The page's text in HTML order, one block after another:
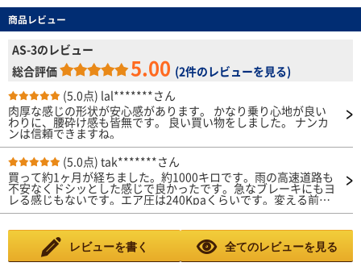
商品レビュー
AS-3のレビュー
総合評価
5.00 (2件のレビューを見る)
(5.0点) lal*******さん
肉厚な感じの形状が安心感があります。 かなり乗り心地が良い
わりに、腰砕け感も皆無です。 良い買い物をしました。 ナンカ
ンは信頼できますね。
(5.0点) tak*******さん
買って約1ヶ月が経ちました。約1000キロです。雨の高速道路も
不安なくドシッとした感じで良かったです。急なブレーキにもヨ
レる感じもないです。エア圧は240Kpaくらいです。変える前は
ヨコハマタイヤでしたが今回は音が静かで良かったです。まだ接
レビューを書く 全てのレビューを見る